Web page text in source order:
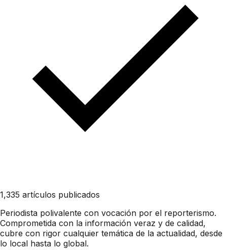
1,335 artículos publicados
Periodista polivalente con vocación por el reporterismo.
Comprometida con la información veraz y de calidad,
cubre con rigor cualquier temática de la actualidad, desde
lo local hasta lo global.